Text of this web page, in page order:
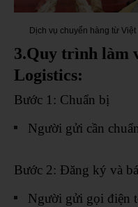
Dịch vụ chuyển hàng từ
3.Quy trình làm
Logistics:
Bước 1: Chuẩn bị
Người gửi cần
Bước 2: Đăng ký và
Người gửi gọi điện